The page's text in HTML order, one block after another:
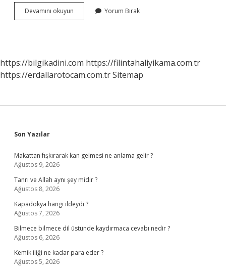
Devamını okuyun
Cesitleri
Yorum Bırak
https://bilgikadini.com https://filintahaliyikama.com.tr
https://erdallarotocam.com.trSitemap
Sidebar
Son Yazılar
Makattan fışkırarak kan gelmesi ne anlama gelir ?
Ağustos 9, 2026
Tanrı ve Allah aynı şey midir ?
Ağustos 8, 2026
Kapadokya hangi ildeydi ?
Ağustos 7, 2026
Bilmece bilmece dil üstünde kaydırmaca cevabı nedir ?
Ağustos 6, 2026
Kemik iliği ne kadar para eder ?
Ağustos 5, 2026